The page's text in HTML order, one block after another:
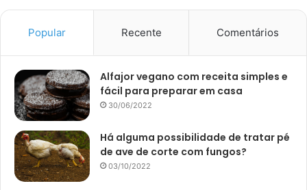
Popular Recente Comentários
Alfajor vegano com receita simples e
fácil para preparar em casa
30/06/2022
Há alguma possibilidade de tratar pé
de ave de corte com fungos?
03/10/2022